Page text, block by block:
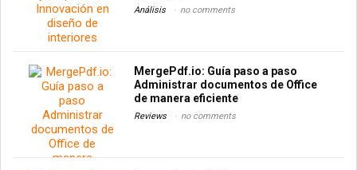
Análisis no comments
MergePdf.io: Guía paso a paso
Administrar documentos de Office
de manera eficiente
Reviews no comments